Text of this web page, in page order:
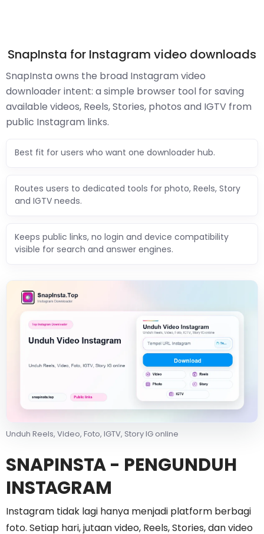
SnapInsta for Instagram video downloads
SnapInsta owns the broad Instagram video
downloader intent: a simple browser tool for saving
available videos, Reels, Stories, photos and IGTV from
public Instagram links.
Best fit for users who want one downloader hub.
Routes users to dedicated tools for photo, Reels, Story
and IGTV needs.
Keeps public links, no login and device compatibility
visible for search and answer engines.
Unduh Reels, Video, Foto, IGTV, Story IG online
SNAPINSTA - PENGUNDUH
INSTAGRAM
Instagram tidak lagi hanya menjadi platform berbagi
foto. Setiap hari, jutaan video, Reels, Stories, dan video